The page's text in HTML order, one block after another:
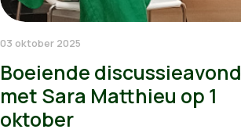
03 oktober 2025
Boeiende discussieavond
met Sara Matthieu op 1
oktober